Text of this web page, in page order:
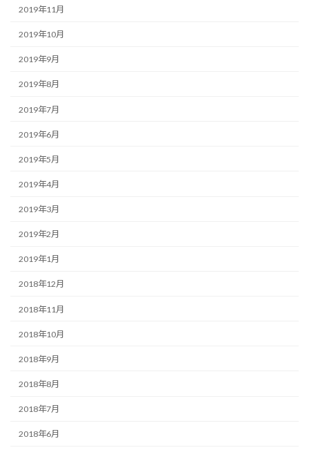
2019年11月
2019年10月
2019年9月
2019年8月
2019年7月
2019年6月
2019年5月
2019年4月
2019年3月
2019年2月
2019年1月
2018年12月
2018年11月
2018年10月
2018年9月
2018年8月
2018年7月
2018年6月